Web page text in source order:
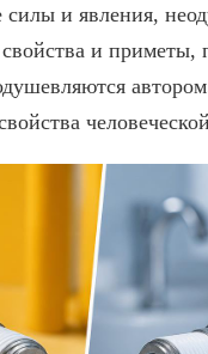
и явления,
и приметы,